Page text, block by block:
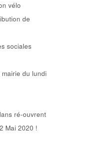
vélo
de
sociales
du lundi
ré-ouvrent
Mai 2020 !